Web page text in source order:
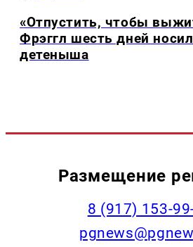
«Отпустить, чтобы
Фрэггл шесть дней
детеныша
Размещение
‭8 (917) 153-